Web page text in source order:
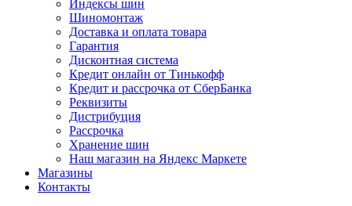
Индексы шин
Шиномонтаж
Доставка и оплата товара
Гарантия
Дисконтная система
Кредит онлайн от Тинькофф
Кредит и рассрочка от СберБанка
Реквизиты
Дистрибуция
Рассрочка
Хранение шин
Наш магазин на Яндекс Маркете
Магазины
Контакты